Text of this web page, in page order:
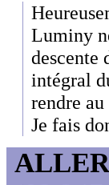
Luminy
descente
intégral
rendre
Je fais